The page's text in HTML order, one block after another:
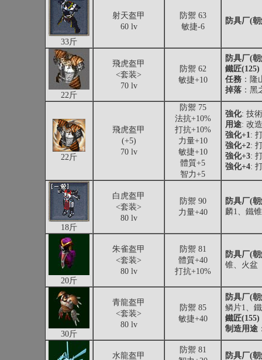
33斤
射天盔甲
60 lv
防禦 63
敏捷-6
防具厂(
22斤
飛虎盔甲
<套装>
70 lv
防禦 62
敏捷+10
防具厂(
鐵匠(125)
任務 ：
掉落 ：
22斤
飛虎盔甲
(+5)
70 lv
防禦 75
法抗+10%
打抗+10%
力量+10
敏捷+10
體質+5
智力+5
強化: 技
用途: 改
強化+1:
強化+2:
強化+3:
強化+4:
18斤
白虎盔甲
<套装>
80 lv
防禦 90
力量+40
防具厂(
麟1、鐵
20斤
朱雀盔甲
<套装>
80 lv
防禦 81
體質+40
打抗+10%
防具厂(
锥、火盆
30斤
青龍盔甲
<套装>
80 lv
防禦 85
敏捷+40
防具厂(
鳞片1、
鐵匠(155)
制造用途
水龍盔甲
防禦 81
防具厂(